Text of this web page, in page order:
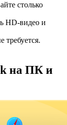
столько
HD-видео и
требуется.
на ПК и